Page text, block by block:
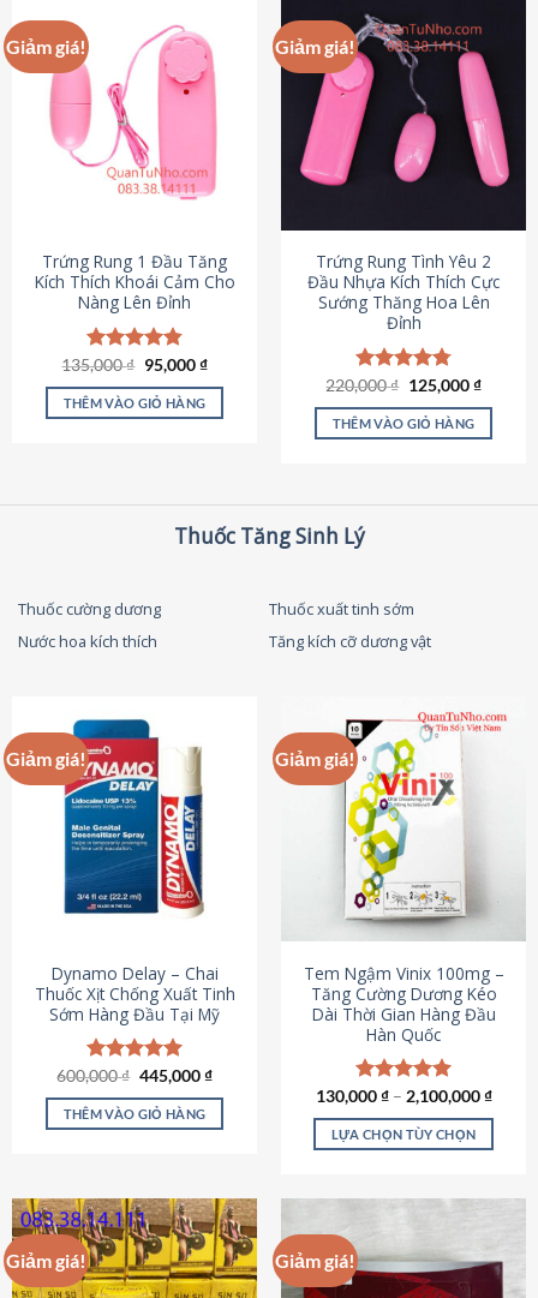
có
nhiều
biến
thể.
Các
tùy
chọn
được
chọn
trên
trang
sản
phẩm
Giảm giá!
Trứng Rung 1 Đầu Tăng
Kích Thích Khoái Cảm Cho
Nàng Lên Đỉnh
Được xếp
hạng4.87
5 sao
135,000₫ Giá
gốc
là:
135,000 ₫.
95,000₫Giá
tại
THÊM VÀO GIỎ HÀNG
Giảm giá!
Trứng Rung Tình Yêu 2
Đầu Nhựa Kích Thích Cực
Sướng Thăng Hoa Lên
Đỉnh
Được xếp
hạng4.79
5 sao
220,000₫ Giá
là:
220,000 ₫.
125,000₫Giá
tại
THÊM VÀO GIỎ HÀNG
Thuốc Tăng Sinh Lý
Thuốc cường dương
Thuốc xuất tinh sớm
Nước hoa kích thích
Tăng kích cỡ dương vật
Giảm giá!
Dynamo Delay – Chai
Thuốc Xịt Chống Xuất Tinh
Sớm Hàng Đầu Tại Mỹ
Được xếp
hạng5.00
5 sao
600,000₫ Giá
là:
600,000 ₫.
445,000₫Giá
tại
THÊM VÀO GIỎ HÀNG
Giảm giá!
Tem Ngậm Vinix 100mg –
Tăng Cường Dương Kéo
Dài Thời Gian Hàng Đầu
Hàn Quốc
Được xếp
hạng5.00
5 sao
130,000₫– 2,100,000₫
LỰA CHỌN TÙY CHỌN
nhiều
biến
Giảm giá! Giảm giá!